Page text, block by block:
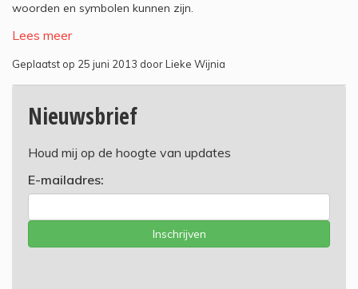
woorden en symbolen kunnen zijn.
Lees meer
Geplaatst op 25 juni 2013 door Lieke Wijnia
Nieuwsbrief
Houd mij op de hoogte van updates
E-mailadres:
Inschrijven